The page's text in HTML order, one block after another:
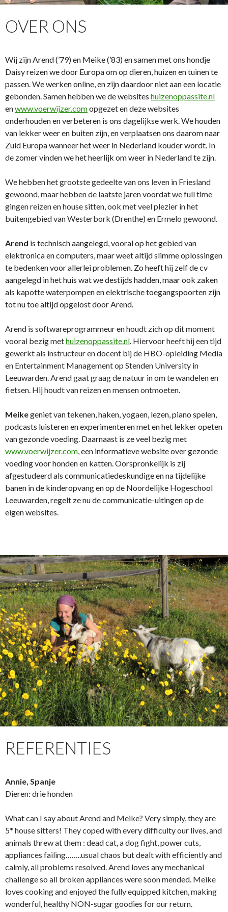
OVER ONS
Wij zijn Arend (’79) en Meike (’83) en samen met ons hondje
Daisy reizen we door Europa om op dieren, huizen en tuinen te
passen. We werken online, en zijn daardoor niet aan een locatie
gebonden. Samen hebben we de websites huizenoppassite.nl
enwww.voerwijzer.comopgezet en deze websites
onderhouden en verbeteren is ons dagelijkse werk. We houden
van lekker weer en buiten zijn, en verplaatsen ons daarom naar
Zuid Europa wanneer het weer in Nederland kouder wordt. In
de zomer vinden we het heerlijk om weer in Nederland te zijn.
We hebben het grootste gedeelte van ons leven in Friesland
gewoond, maar hebben de laatste jaren voordat we full time
gingen reizen en house sitten, ook met veel plezier in het
buitengebied van Westerbork (Drenthe) en Ermelo gewoond.
Arend is technisch aangelegd, vooral op het gebied van
elektronica en computers, maar weet altijd slimme oplossingen
te bedenken voor allerlei problemen. Zo heeft hij zelf de cv
aangelegd in het huis wat we destijds hadden, maar ook zaken
als kapotte waterpompen en elektrische toegangspoorten zijn
tot nu toe altijd opgelost door Arend.
Arend is softwareprogrammeur en houdt zich op dit moment
vooral bezig methuizenoppassite.nl. Hiervoor heeft hij een tijd
gewerkt als instructeur en docent bij de HBO-opleiding Media
en Entertainment Management op Stenden University in
Leeuwarden. Arend gaat graag de natuur in om te wandelen en
fietsen. Hij houdt van reizen en mensen ontmoeten.
Meikegeniet van tekenen, haken, yogaen, lezen, piano spelen,
podcasts luisteren en experimenteren met en het lekker opeten
van gezonde voeding. Daarnaast is ze veel bezig met
www.voerwijzer.com, een informatieve website over gezonde
voeding voor honden en katten. Oorspronkelijk is zij
afgestudeerd als communicatiedeskundige en na tijdelijke
banen in de kinderopvang en op de Noordelijke Hogeschool
Leeuwarden, regelt ze nu de communicatie-uitingen op de
eigen websites.
REFERENTIES
Annie, Spanje
Dieren: drie honden
What can I say about Arend and Meike? Very simply, they are
5* house sitters! They coped with every difficulty our lives, and
animals threw at them : dead cat, a dog fight, power cuts,
appliances failing……..usual chaos but dealt with efficiently and
calmly, all problems resolved. Arend loves any mechanical
challenge so all broken appliances were soon mended. Meike
loves cooking and enjoyed the fully equipped kitchen, making
wonderful, healthy NON-sugar goodies for our return.